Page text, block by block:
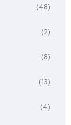
(48)
(2)
(8)
(13)
(4)